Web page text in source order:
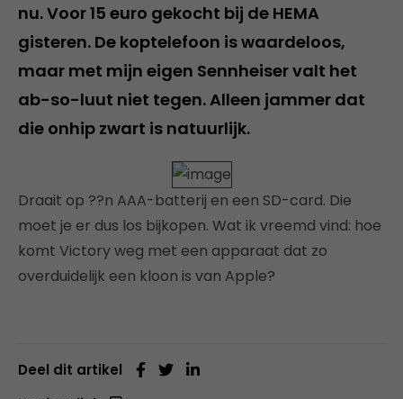
nu. Voor 15 euro gekocht bij de HEMA
gisteren. De koptelefoon is waardeloos,
maar met mijn eigen Sennheiser valt het
ab-so-luut niet tegen. Alleen jammer dat
die onhip zwart is natuurlijk.
Draait op ??n AAA-batterij en een SD-card. Die
moet je er dus los bijkopen. Wat ik vreemd vind: hoe
komt Victory weg met een apparaat dat zo
overduidelijk een kloon is van Apple?
Deel dit artikel